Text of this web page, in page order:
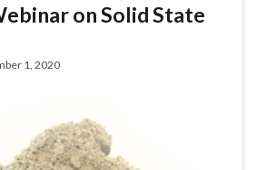
on Solid State
1, 2020